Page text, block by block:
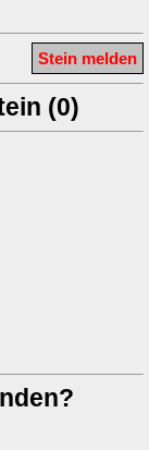
Stein melden
(0)